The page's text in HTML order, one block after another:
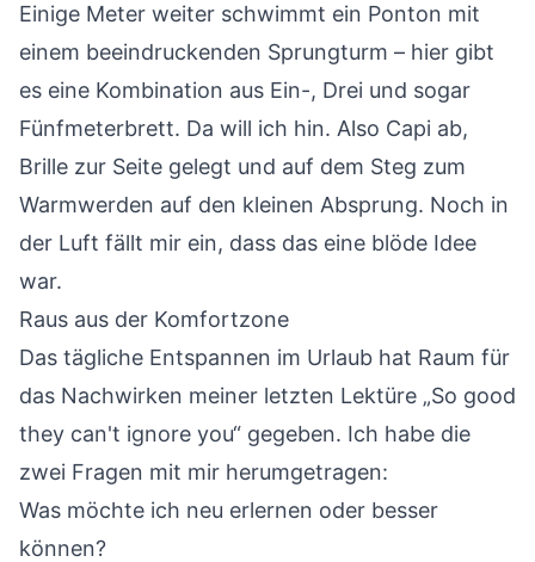
Einige Meter weiter schwimmt ein Ponton mit
einem beeindruckenden Sprungturm – hier gibt
es eine Kombination aus Ein-, Drei und sogar
Fünfmeterbrett. Da will ich hin. Also Capi ab,
Brille zur Seite gelegt und auf dem Steg zum
Warmwerden auf den kleinen Absprung. Noch in
der Luft fällt mir ein, dass das eine blöde Idee
war.
Raus aus der Komfortzone
Das tägliche Entspannen im Urlaub hat Raum für
das Nachwirken meiner letzten Lektüre „So good
they can't ignore you“ gegeben. Ich habe die
zwei Fragen mit mir herumgetragen:
Was möchte ich neu erlernen oder besser
können?